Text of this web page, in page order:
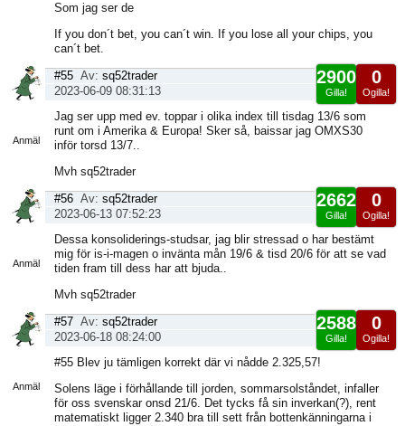
Som jag ser de
If you don´t bet, you can´t win. If you lose all your chips, you
can´t bet.
Anmäl
0
Ogilla!
2900
Gilla!
#55 Av: sq52trader
2023-06-09 08:31:13
Jag ser upp med ev. toppar i olika index till tisdag 13/6 som
runt om i Amerika & Europa! Sker så, baissar jag OMXS30
inför torsd 13/7..
Mvh sq52trader
Anmäl
0
Ogilla!
2662
Gilla!
#56 Av: sq52trader
2023-06-13 07:52:23
Dessa konsoliderings-studsar, jag blir stressad o har bestämt
mig för is-i-magen o invänta mån 19/6 & tisd 20/6 för att se vad
tiden fram till dess har att bjuda..
Mvh sq52trader
Anmäl
0
Ogilla!
2588
Gilla!
#57 Av: sq52trader
2023-06-18 08:24:00
#55 Blev ju tämligen korrekt där vi nådde 2.325,57!
Solens läge i förhållande till jorden, sommarsolståndet, infaller
för oss svenskar onsd 21/6. Det tycks få sin inverkan(?), rent
matematiskt ligger 2.340 bra till sett från bottenkänningarna i